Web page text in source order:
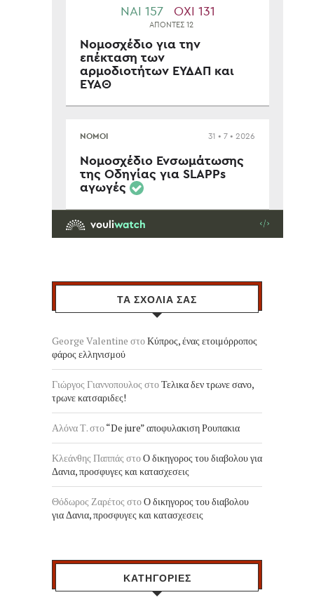
ΤΑ ΣΧΟΛΙΑ ΣΑΣ
George Valentine στοΚύπρος, ένας ετοιμόρροπος
φάρος ελληνισμού
Γιώργος Γιαννοπουλος στοΤελικα δεν τρωνε σανο,
τρωνε κατσαριδες!
Αλόνα Τ.στο“De jure” αποφυλακιση Ρουπακια
Κλεάνθης Παππάς στοΟ δικηγορος του διαβολου για
Δανια, προσφυγες και κατασχεσεις
Θόδωρος Ζαρέτος στοΟ δικηγορος του διαβολου
για Δανια, προσφυγες και κατασχεσεις
ΚΑΤΗΓΟΡΙΕΣ